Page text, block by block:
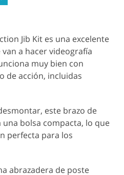
Jib Kit es una excelente
a hacer videografía
muy bien con
de acción, incluidas
este brazo de
bolsa compacta, lo que
perfecta para los
abrazadera de poste